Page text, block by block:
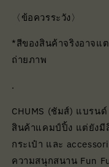
〈ข้อควรระวัง〉
*สีของสินค้าจริงอาจแ
ถ่ายภาพ
.
CHUMS (ชัมส์) แบรน
สินค้าแคมป์ปิ้ง แต่ยังมี
กระเป๋า และ
ความสนุกสนาน Fun